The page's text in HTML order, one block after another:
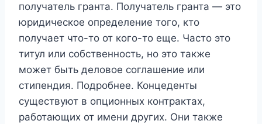
получатель гранта. Получатель гранта — это
юридическое определение того, кто
получает что-то от кого-то еще. Часто это
титул или собственность, но это также
может быть деловое соглашение или
стипендия. Подробнее. Концеденты
существуют в опционных контрактах,
работающих от имени других. Они также